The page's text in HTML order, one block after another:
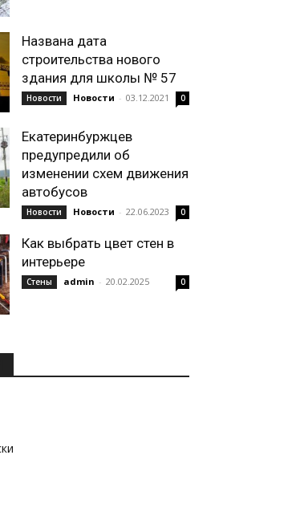
Названа дата
строительства нового
здания для школы № 57
Новости Новости - 03.12.2021 0
Екатеринбуржцев
предупредили об
изменении схем движения
автобусов
Новости Новости - 22.06.2023 0
Как выбрать цвет стен в
интерьере
Стены admin - 20.02.2025 0